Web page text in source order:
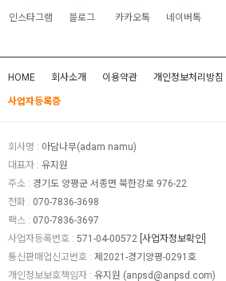
인스타그램 블로그 카카오톡 네이버톡
HOME 회사소개 이용약관 개인정보처리방침
사업자등록증
회사명 : 아담나무(adam namu)
대표자 : 유지원
주소 : 경기도 양평군 서종면 북한강로 976-22
전화 : 070-7836-3698
팩스 : 070-7836-3697
사업자등록번호 : 571-04-00572 [사업자정보확인]
통신판매업신고번호 : 제2021-경기양평-0291호
개인정보보호책임자 : 유지원 (anpsd@anpsd.com)